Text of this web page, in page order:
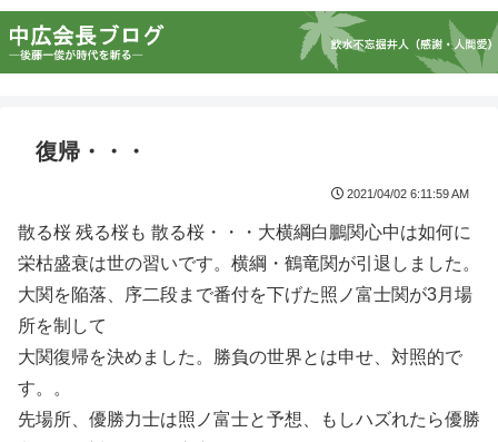
復帰・・・
2021/04/02 6:11:59 AM
散る桜 残る桜も 散る桜・・・大横綱白鵬関心中は如何に
栄枯盛衰は世の習いです。横綱・鶴竜関が引退しました。
大関を陥落、序二段まで番付を下げた照ノ富士関が3月場
所を制して
大関復帰を決めました。勝負の世界とは申せ、対照的で
す。。
先場所、優勝力士は照ノ富士と予想、もしハズれたら優勝